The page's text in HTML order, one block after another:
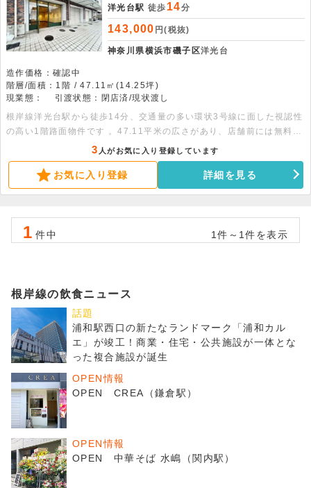
洋光台駅 徒歩 14分
143,000 円(税抜)
神奈川県横浜市磯子区洋光台
造作価格：確認中
階層/面積：1階 / 47.11㎡(14.25坪)
現業態：
引渡状態：閉店済/現状渡し
根岸線洋光台駅から徒歩14分、交通量の多い環状3号線に面した視認性
の高い1階路面物件です 。47.11平米の広さがあり、店舗前には無料の
駐車スペース2台分を完備 。看板設置も可能す。室内にはトイレやエア
コン、動力設備が整っております。詳細につきましてはお問い合わせく
ださい。
3 人がお気に入り登録しています
お気に入り登録 詳細を見る
1 件中 1件～1件を表示
根岸線の飲食ニュース
話題
浦和駅西口の新たなランドマーク「浦和カル
エ」が竣工！商業・住宅・公共施設が一体とな
った複合施設が誕生
OPEN情報
OPEN CREA（鎌倉駅）
OPEN情報
OPEN 中華そば 水嶋（関内駅）